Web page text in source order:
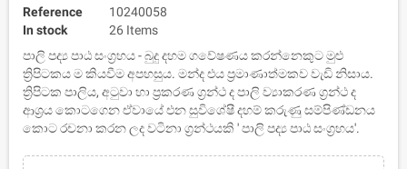
Reference
10240058
In stock
26 Items
පාලි පද්‍ය පාඨ සංග්‍රහය - බුදු දහම ගවේෂණය කරන්නෙකුට මුළු
ත්‍රිපිටකය ම කියවීම අපහසුය. මන්ද එය ප්‍රමාණාත්මකව වැඩි නිසාය.
ත්‍රිපිටක පාලිය, අටුවා හා ප්‍රකරණ ග්‍රන්ථ ද පාලි ව්‍යාකරණ ග්‍රන්ථ ද
ආශ්‍රය කොටගෙන ඒවායේ එන සුවිශේෂී දහම් කරුණු සම්පිණ්ඩනය
කොට රචනා කරන ලද වටිනා ග්‍රන්ථයකි ' පාලි පද්‍ය පාඨ සංග්‍රහය'.